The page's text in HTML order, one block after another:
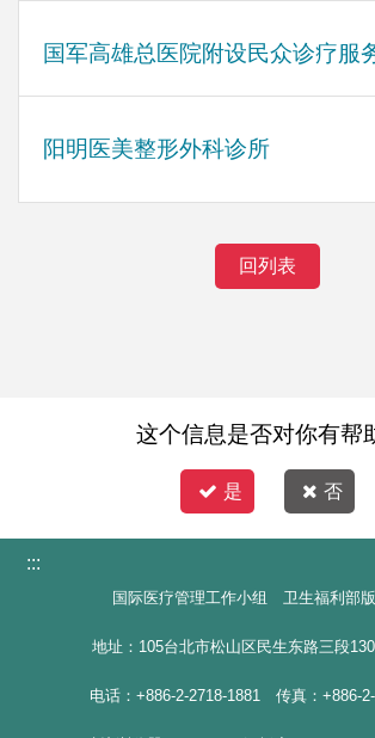
国军高雄总医院附设民众诊疗服
阳明医美整形外科诊所
回列表
这个信息是否对你有帮
是 否
:::
国际医疗管理工作小组 卫生福利部
地址：105台北市松山区民生东路三段
电话：+886-2-2718-1881 传真：+886-